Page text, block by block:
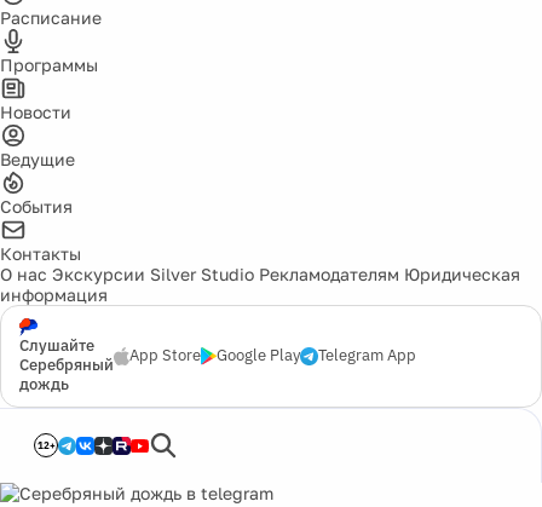
Расписание
Программы
Новости
Ведущие
События
Контакты
О нас Экскурсии Silver Studio Рекламодателям Юридическая
информация
Слушайте
Серебряный
дождь
App Store Google Play Telegram App
12+